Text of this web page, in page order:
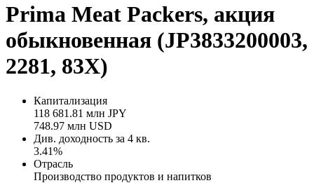
Prima Meat Packers, акция
обыкновенная (JP3833200003,
2281, 83X)
Капитализация
118 681.81 млн JPY
748.97 млн USD
Див. доходность за 4 кв.
3.41%
Отрасль
Производство продуктов и напитков